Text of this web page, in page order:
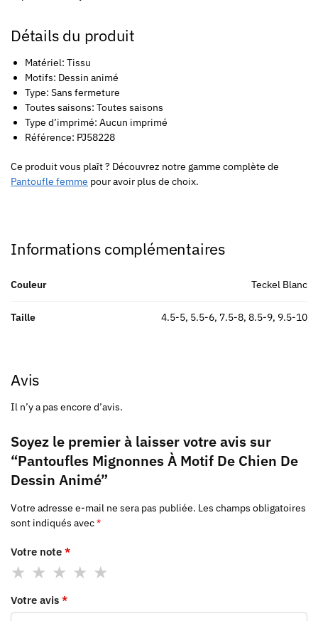
Détails du produit
Matériel: Tissu
Motifs: Dessin animé
Type: Sans fermeture
Toutes saisons: Toutes saisons
Type d’imprimé: Aucun imprimé
Référence: PJ58228
Ce produit vous plaît ? Découvrez notre gamme complète de
Pantoufle femme pour avoir plus de choix.
Informations complémentaires
Couleur Teckel Blanc
Taille 4.5-5, 5.5-6, 7.5-8, 8.5-9, 9.5-10
Avis
Il n’y a pas encore d’avis.
Soyez le premier à laisser votre avis sur
“Pantoufles Mignonnes À Motif De Chien De
Dessin Animé”
Votre adresse e-mail ne sera pas publiée. Les champs obligatoires
sont indiqués avec*
Votre note *
Votre avis *